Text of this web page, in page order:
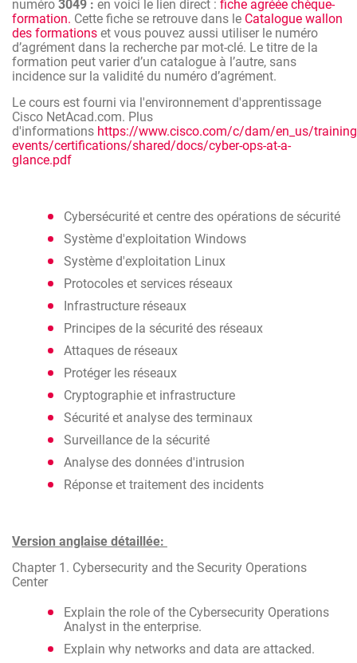
l'environnement d'apprentissage Cisco NetAcad.com.
numéro 3049 : en voici le lien direct : fiche agréée chèque-
formation. Cette fiche se retrouve dans le Catalogue wallon
des formations et vous pouvez aussi utiliser le numéro
d’agrément dans la recherche par mot-clé. Le titre de la
formation peut varier d’un catalogue à l’autre, sans
incidence sur la validité du numéro d’agrément.
Le cours est fourni via l'environnement d'apprentissage
Cisco NetAcad.com. Plus
d'informations https://www.cisco.com/c/dam/en_us/
events/certifications/shared/docs/cyber-ops-at-a-
glance.pdf
Cybersécurité et centre des opérations de sécurité
Système d'exploitation Windows
Système d'exploitation Linux
Protocoles et services réseaux
Infrastructure réseaux
Principes de la sécurité des réseaux
Attaques de réseaux
Protéger les réseaux
Cryptographie et infrastructure
Sécurité et analyse des terminaux
Surveillance de la sécurité
Analyse des données d'intrusion
Réponse et traitement des incidents
Version anglaise détaillée:
Chapter 1. Cybersecurity and the Security Operations
Center
Explain the role of the Cybersecurity Operations
Analyst in the enterprise.
Explain why networks and data are attacked.